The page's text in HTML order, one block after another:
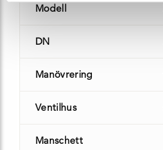
Modell
DN
Manövrering
Ventilhus
Manschett